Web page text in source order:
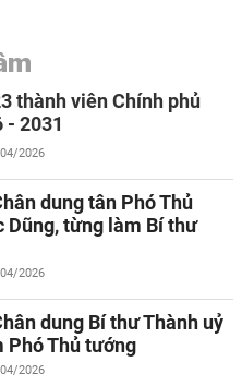
thành viên Chính phủ
- 2031
2026
dung tân Phó Thủ
Dũng, từng làm Bí thư
2026
dung Bí thư Thành uỷ
Phó Thủ tướng
2026